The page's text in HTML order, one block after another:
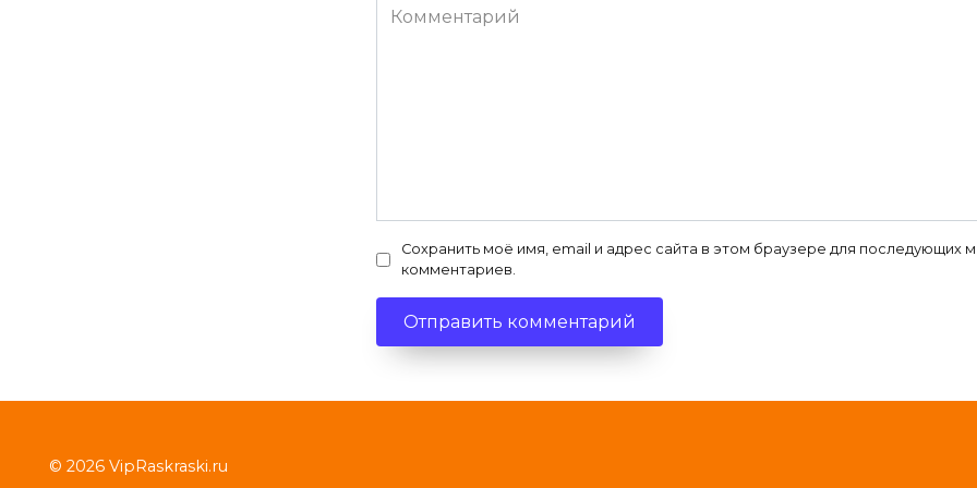
Комментарий
Сохранить моё имя, email и адрес сайта в этом браузере для последующих
комментариев.
© 2026 VipRaskraski.ru